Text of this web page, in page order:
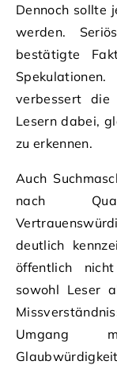
Dennoch sollte
werden.
bestätigte
verbessert
Lesern dabei,
zu erkennen.
Auch
nach
deutlich
öffentlich
sowohl Leser
Umgang